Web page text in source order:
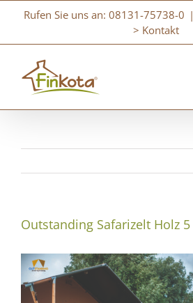
springen
Rufen Sie uns an: 08131-75738-0 |
> Kontakt
Outstanding Safarizelt Holz 5